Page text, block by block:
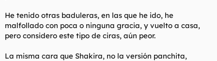
He tenido otras baduleras, en las que he ido, he
malfollado con poca o ninguna gracia, y vuelto a casa,
pero considero este tipo de ciras, aún peor.
La misma cara que Shakira, no la versión panchita,